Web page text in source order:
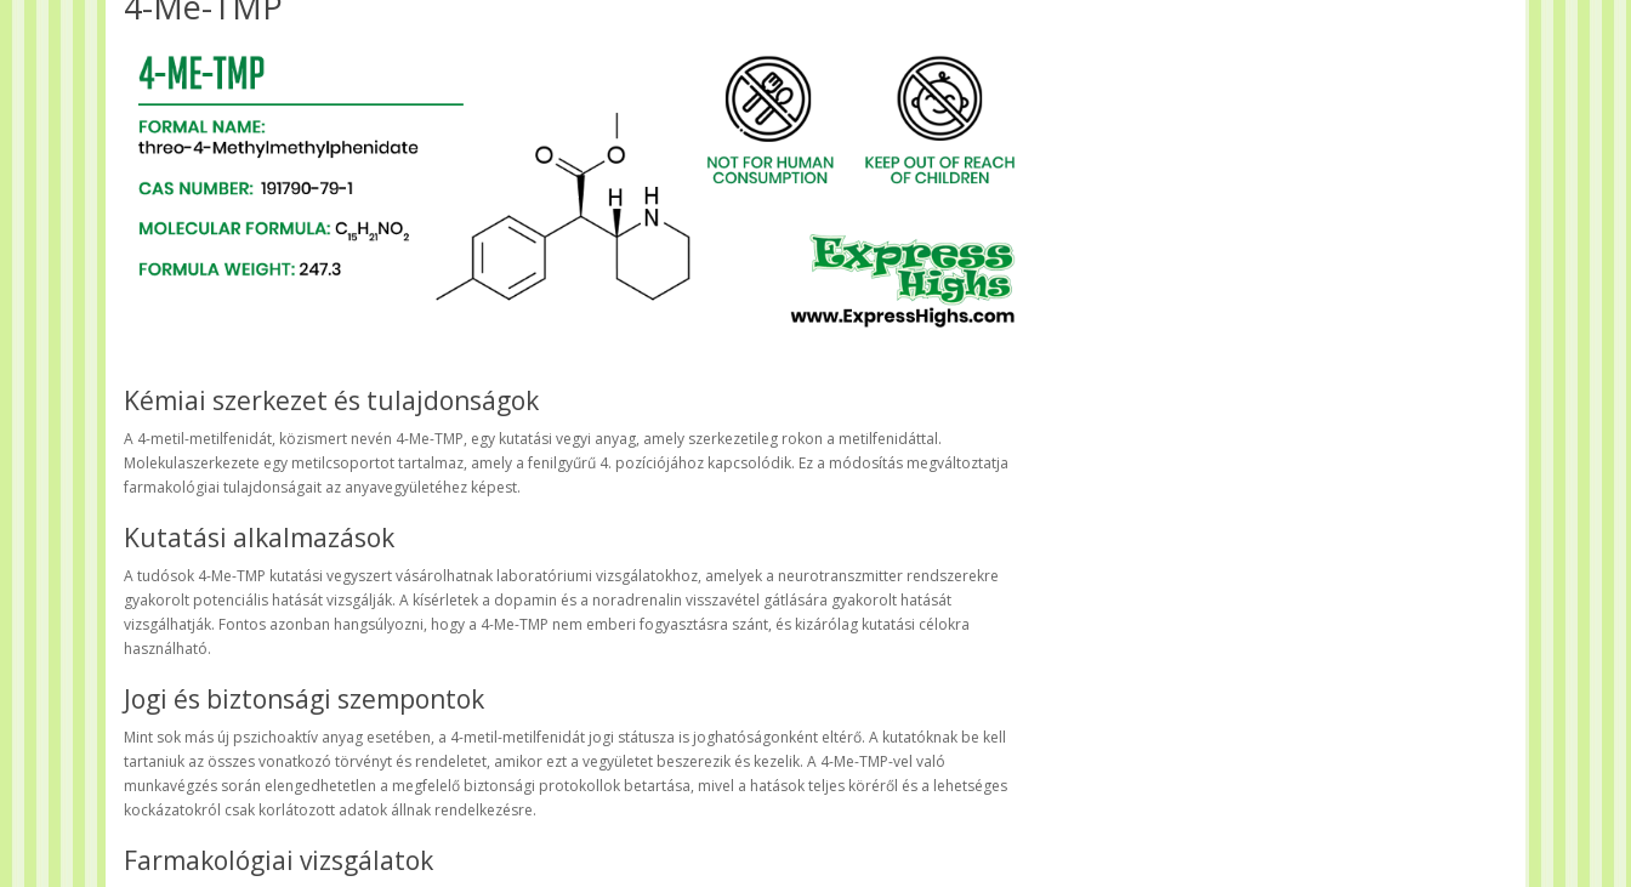
Kémiai szerkezet és tulajdonságok
A 4-metil-metilfenidát, közismert nevén 4-Me-TMP, egy kutatási vegyi anyag, amely szerkezetileg rokon a metilfenidáttal.
Molekulaszerkezete egy metilcsoportot tartalmaz, amely a fenilgyűrű 4. pozíciójához kapcsolódik. Ez a módosítás megváltoztatja
farmakológiai tulajdonságait az anyavegyületéhez képest.
Kutatási alkalmazások
A tudósok 4-Me-TMP kutatási vegyszert vásárolhatnak laboratóriumi vizsgálatokhoz, amelyek a neurotranszmitter rendszerekre
gyakorolt potenciális hatását vizsgálják. A kísérletek a dopamin és a noradrenalin visszavétel gátlására gyakorolt hatását
vizsgálhatják. Fontos azonban hangsúlyozni, hogy a 4-Me-TMP nem emberi fogyasztásra szánt, és kizárólag kutatási célokra
használható.
Jogi és biztonsági szempontok
Mint sok más új pszichoaktív anyag esetében, a 4-metil-metilfenidát jogi státusza is joghatóságonként eltérő. A kutatóknak be kell
tartaniuk az összes vonatkozó törvényt és rendeletet, amikor ezt a vegyületet beszerezik és kezelik. A 4-Me-TMP-vel való
munkavégzés során elengedhetetlen a megfelelő biztonsági protokollok betartása, mivel a hatások teljes köréről és a lehetséges
kockázatokról csak korlátozott adatok állnak rendelkezésre.
Farmakológiai vizsgálatok